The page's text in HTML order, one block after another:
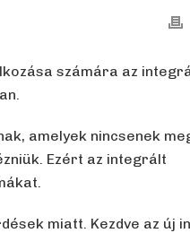
számára az
amelyek nincsenek
Ezért az integrált
miatt. Kezdve az új